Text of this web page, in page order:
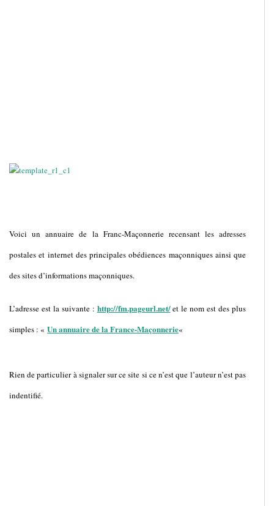
Voici un annuaire de la Franc-Maçonnerie recensant les adresses
postales et internet des principales obédiences maçonniques ainsi que
des sites d’informations maçonniques.
L’adresse est la suivante : http://fm.pageurl.net/et le nom est des plus
simples : « Un annuaire de la France-Maçonnerie«
Rien de particulier à signaler sur ce site si ce n’est que l’auteur n’est pas
indentifié.